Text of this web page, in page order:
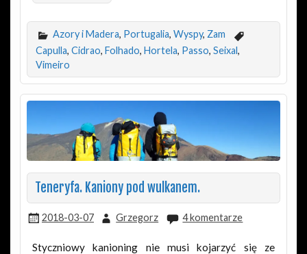
Azory i Madera, Portugalia, Wyspy, Zam
Capulla, Cidrao, Folhado, Hortela, Passo, Seixal,
Vimeiro
Teneryfa. Kaniony pod wulkanem.
2018-03-07 Grzegorz 4 komentarze
Styczniowy kanioning nie musi kojarzyć się ze